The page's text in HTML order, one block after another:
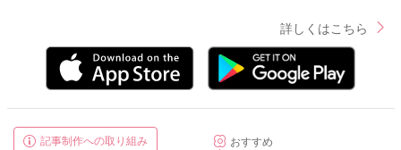
詳しくはこちら
記事制作への取り組み
おすすめ